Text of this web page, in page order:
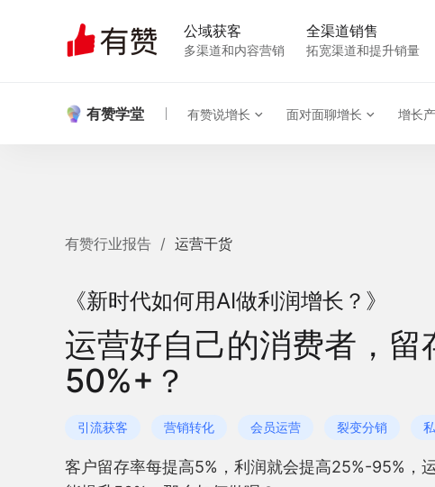
公域获客
多渠道和内容营销
全渠道销售
拓宽渠道和提升销量
有赞学堂 有赞说增长 面对面聊增长 增长
有赞行业报告 / 运营干货
《新时代如何用AI做利润增长？》
运营好自己的消费者，留
50%+？
引流获客 营销转化 会员运营 裂变分销
客户留存率每提高5%，利润就会提高25%-95%，